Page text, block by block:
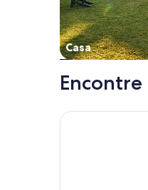
Casa
Mais